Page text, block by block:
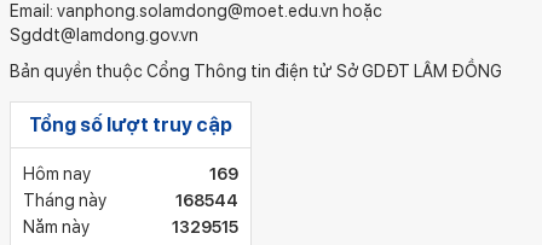
Email: vanphong.solamdong@moet.edu.vn hoặc
Sgddt@lamdong.gov.vn
Bản quyền thuộc Cổng Thông tin điện tử Sở GDĐT LÂM ĐỒNG
Tổng số lượt truy cập
Hôm nay
169
Tháng này
168544
Năm này
1329515